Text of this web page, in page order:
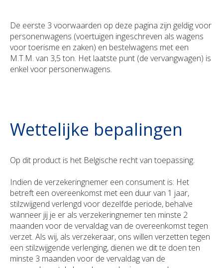
De eerste 3 voorwaarden op deze pagina zijn geldig voor
personenwagens (voertuigen ingeschreven als wagens
voor toerisme en zaken) en bestelwagens met een
M.T.M. van 3,5 ton. Het laatste punt (de vervangwagen) is
enkel voor personenwagens.
Wettelijke bepalingen
Op dit product is het Belgische recht van toepassing.
Indien de verzekeringnemer een consument is: Het
betreft een overeenkomst met een duur van 1 jaar,
stilzwijgend verlengd voor dezelfde periode, behalve
wanneer jij je er als verzekeringnemer ten minste 2
maanden voor de vervaldag van de overeenkomst tegen
verzet. Als wij, als verzekeraar, ons willen verzetten tegen
een stilzwijgende verlenging, dienen we dit te doen ten
minste 3 maanden voor de vervaldag van de